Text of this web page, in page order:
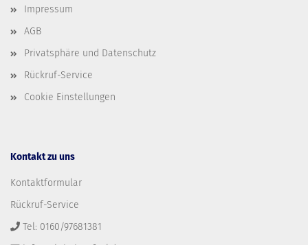
Impressum
AGB
Privatsphäre und Datenschutz
Rückruf-Service
Cookie Einstellungen
Kontakt zu uns
Kontaktformular
Rückruf-Service
Tel: 0160/97681381